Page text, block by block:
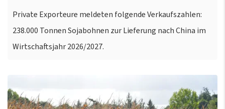
Private Exporteure meldeten folgende Verkaufszahlen:
238.000 Tonnen Sojabohnen zur Lieferung nach China im
Wirtschaftsjahr 2026/2027.